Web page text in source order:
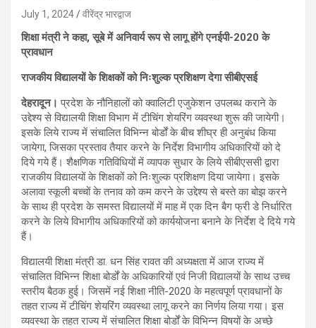
July 1, 2024 वीरेंद्र भारद्वाज
शिक्षा मंत्री ने कहा, सूबे में अनिवार्य रूप से लागू होंगे एनईपी-2020 के
प्रावधान
राजकीय विद्यालयों के शिक्षकों को निःशुल्क प्रशिक्षण देगा सीबीएसई
देहरादून।प्रदेश के नौनिहालों को क्वालिटी एजुकेशन उपलब्ध कराने के
उद्देश्य से विद्यालयी शिक्षा विभाग में टीचिंग शेयरिंग व्यवस्था शुरू की जायेगी।
इसके लिये राज्य में संचालित विभिन्न बोर्डों के बीच शीघ्र ही अनुबंध किया
जायेगा, जिसका प्रस्ताव तैयार करने के निर्देश विभागीय अधिकारियों को दे
दिये गये हैं। शैक्षणिक गतिविधियों में व्यापक सुधार के लिये सीबीएससी द्वारा
राजकीय विद्यालयों के शिक्षकों को निःशुल्क प्रशिक्षण दिया जायेगा। इसके
अलावा स्कूली बच्चों के तनाव को कम करने के उद्देश्य से बस्ते का बोझ करने
के साथ ही प्रदेश के समस्त विद्यालयों में माह में एक दिन बैग फ्री डे निर्धारित
करने के लिये विभागीय अधिकारियों को कार्ययोजना बनाने के निर्देश दे दिये गये
हैं।
विद्यालयी शिक्षा मंत्री डा. धन सिंह रावत की अध्यक्षता में आज राज्य में
संचालित विभिन्न शिक्षा बोर्डों के अधिकारियों एवं निजी विद्यालयों के साथ उच्च
स्तरीय बैठक हुई। जिसमें नई शिक्षा नीति-2020 के महत्वपूर्ण प्रावधानों के
तहत राज्य में टीचिंग शेयरिंग व्यवस्था लागू करने का निर्णय लिया गया। इस
व्यवस्था के तहत राज्य में संचालित शिक्षा बोर्डों के विभिन्न विषयों के अच्छे